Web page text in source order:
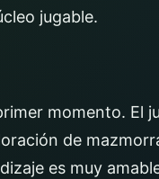
jugable.
momento. El
de
es muy